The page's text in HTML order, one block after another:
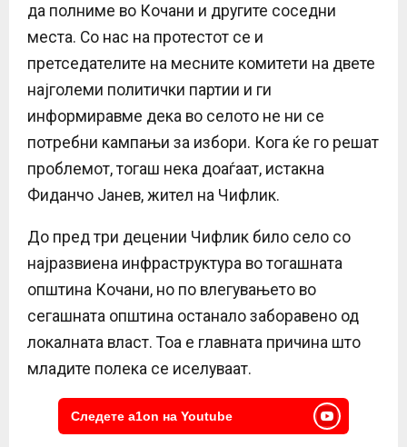
да полниме во Кочани и другите соседни
места. Со нас на протестот се и
претседателите на месните комитети на двете
најголеми политички партии и ги
информиравме дека во селото не ни се
потребни кампањи за избори. Кога ќе го решат
проблемот, тогаш нека доаѓаат, истакна
Фиданчо Јанев, жител на Чифлик.
До пред три децении Чифлик било село со
најразвиена инфраструктура во тогашната
општина Кочани, но по влегувањето во
сегашната општина останало заборавено од
локалната власт. Тоа е главната причина што
младите полека се иселуваат.
Следете a1on на Youtube